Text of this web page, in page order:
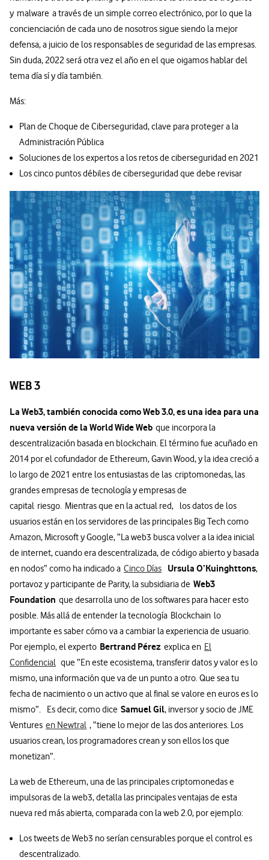
y malware a través de un simple correo electrónico, por lo que la
concienciación de cada uno de nosotros sigue siendo la mejor
defensa, a juicio de los responsables de seguridad de las empresas.
Sin duda, 2022 será otra vez el año en el que oigamos hablar del
tema día sí y día también.
Más:
Plan de Choque de Ciberseguridad, clave para proteger a la
Administración Pública
Soluciones de los expertos a los retos de ciberseguridad en 2021
Los cinco puntos débiles de ciberseguridad que debe revisar
WEB 3
La Web3, también conocida como Web 3.0, es una idea para una
nueva versión de la World Wide Web que incorpora la
descentralización basada en blockchain. El término fue acuñado en
2014 por el cofundador de Ethereum, Gavin Wood, y la idea creció a
lo largo de 2021 entre los entusiastas de las criptomonedas, las
grandes empresas de tecnología y empresas de
capital riesgo. Mientras que en la actual red, los datos de los
usuarios están en los servidores de las principales Big Tech como
Amazon, Microsoft y Google, “La web3 busca volver a la idea inicial
de internet, cuando era descentralizada, de código abierto y basada
en nodos” como ha indicado a Cinco Días Ursula O’Kuinghttons,
portavoz y participante de Parity, la subsidiaria de Web3
Foundation que desarrolla uno de los softwares para hacer esto
posible. Más allá de entender la tecnología Blockchain lo
importante es saber cómo va a cambiar la experiencia de usuario.
Por ejemplo, el experto Bertrand Pérez explica en El
Confidencial que “En este ecosistema, transferir datos y valor es lo
mismo, una información que va de un punto a otro. Que sea tu
fecha de nacimiento o un activo que al final se valore en euros es lo
mismo”. Es decir, como dice Samuel Gil, inversor y socio de JME
Ventures en Newtral , “tiene lo mejor de las dos anteriores. Los
usuarios crean, los programadores crean y son ellos los que
monetizan”.
La web de Ethereum, una de las principales criptomonedas e
impulsoras de la web3, detalla las principales ventajas de esta
nueva red más abierta, comparada con la web 2.0, por ejemplo:
Los tweets de Web3 no serían censurables porque el control es
descentralizado.